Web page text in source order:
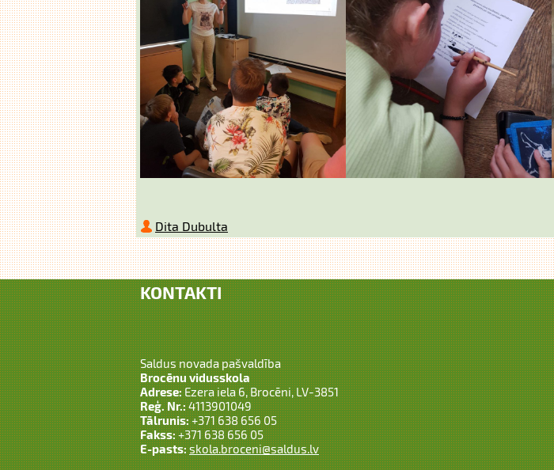
Dita Dubulta
KONTAKTI
Saldus novada pašvaldība
Brocēnu vidusskola
Adrese:Ezera iela 6, Brocēni, LV-3851
Reģ. Nr.:4113901049
Tālrunis:+371 638 656 05
Fakss:+371 638 656 05
E-pasts: skola.broceni@saldus.lv